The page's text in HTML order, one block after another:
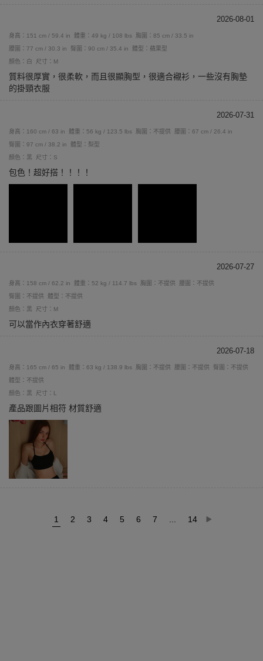
2026-08-01
身高：151 cm / 59.4 in 體重：49 kg / 108 lbs
胸圍：85 cm / 33.5 in
腰圍：77 cm / 30.3 in
臀圍：90 cm / 35.4 in
體型：蘋果型
顏色：白
尺寸：M
質料很厚實，很柔軟，而且很顯胸型，很適合襯衫，一些沒有胸墊
的掛頸衣服
2026-07-31
身高：160 cm / 63 in 體重：56 kg / 123.5 lbs 胸圍：不提供
腰圍：67 cm / 26.4 in
臀圍：97 cm / 38.2 in
體型：梨型
顏色：黑
尺寸：S
包色！超好搭！！！！
2026-07-27
身高：158 cm / 62.2 in 體重：52 kg / 114.7 lbs 胸圍：不提供
腰圍：不提供
臀圍：不提供
體型：不提供
顏色：黑
尺寸：M
可以當作內衣穿著舒適
2026-07-18
身高：165 cm / 65 in 體重：63 kg / 138.9 lbs 胸圍：不提供 腰圍：不提供
臀圍：不提供
體型：不提供
顏色：黑
尺寸：L
產品跟圖片相符 材質舒適
1 2 3 4 5 6 7 14